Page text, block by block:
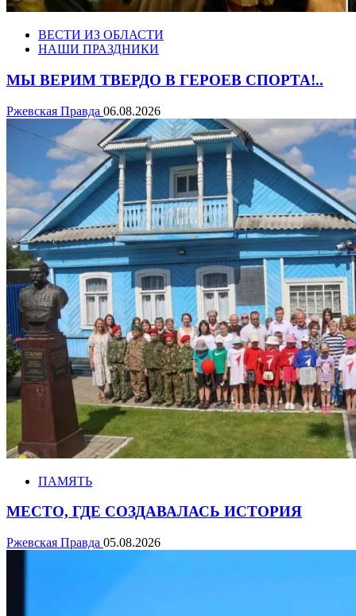
ВЕСТИ ИЗ ОБЛАСТИ
НАШИ ПРАЗДНИКИ
МЫ ВЕРИМ ТВЕРДО В ГЕРОЕВ СПОРТА!..
Ржевская Правда 06.08.2026
ПАМЯТЬ
МЕСТО, ГДЕ СОЗДАВАЛАСЬ ИСТОРИЯ
Ржевская Правда 05.08.2026